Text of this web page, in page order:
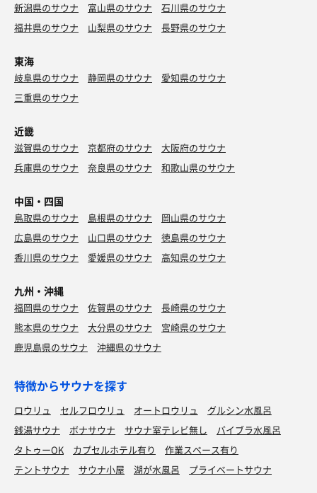
人類みな麺類さんとコラボ？のラーメン原点
オロポを添えて。 太麺。
新潟県のサウナ 富山県のサウナ
石川県のサウナ
福井県のサウナ
山梨県のサウナ 長野県のサウナ
東海
岐阜県のサウナ 静岡県のサウナ
愛知県のサウナ
三重県のサウナ
近畿
滋賀県のサウナ 京都府のサウナ
大阪府のサウナ
兵庫県のサウナ
奈良県のサウナ 和歌山県のサウナ
中国・四国
鳥取県のサウナ 島根県のサウナ
岡山県のサウナ
広島県のサウナ
山口県のサウナ
徳島県のサウナ
香川県のサウナ
愛媛県のサウナ 高知県のサウナ
九州・沖縄
福岡県のサウナ 佐賀県のサウナ
長崎県のサウナ
熊本県のサウナ
大分県のサウナ
宮崎県のサウナ
鹿児島県のサウナ
沖縄県のサウナ
特徴からサウナを探す
ロウリュ セルフロウリュ オートロウリュ
グルシン水風呂
銭湯サウナ
ボナサウナ サウナ室テレビ無し
バイブラ水風呂
タトゥーOK
カプセルホテル有り
作業スペース有り
テントサウナ
サウナ小屋 湖が水風呂 プライベートサウナ